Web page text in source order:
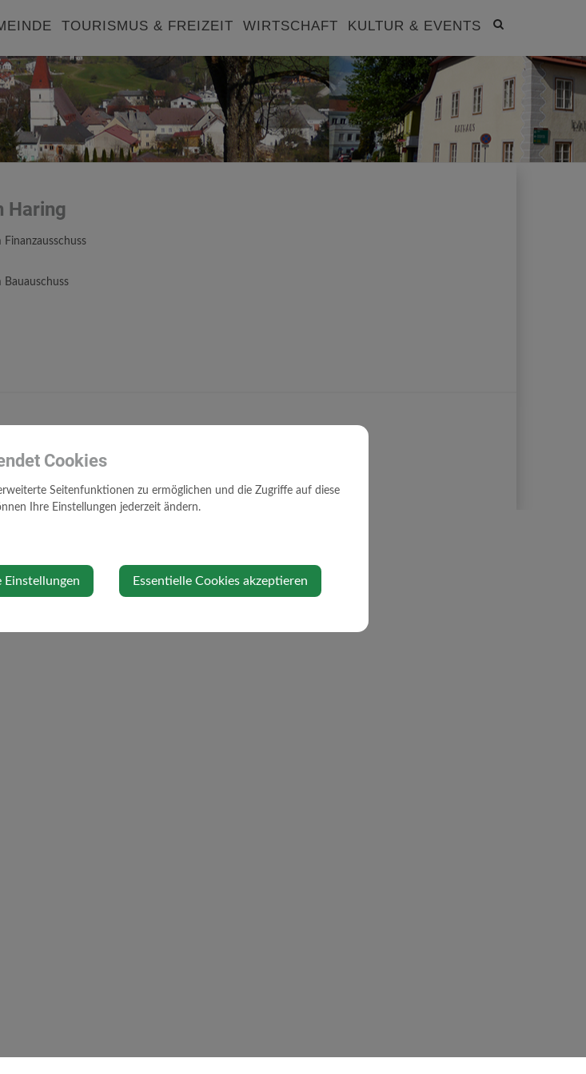
Site
toggle
TOURISMUS & FREIZEIT WIRTSCHAFT KULTUR & EVENTS
Haring
Finanzausschuss
Bauauschuss
Cookies
Seitenfunktionen zu ermöglichen und die Zugriffe auf diese
Ihre Einstellungen jederzeit ändern.
Einstellungen Essentielle Cookies akzeptieren